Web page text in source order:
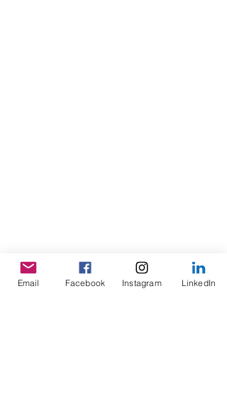
Email Facebook Instagram LinkedIn